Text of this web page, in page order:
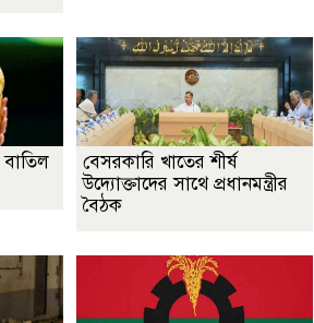
বেসরকারি খাতের শীর্ষ
উদ্যোক্তাদের সাথে প্রধানমন্ত্রীর
বৈঠক